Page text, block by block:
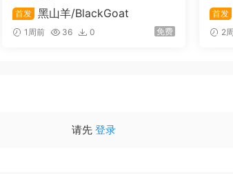
是更希望我们在一起的时候，能够用经历和回
感知……这何尝不是我的「自我介绍」呢？
首发
黑山羊/BlackGoat
1周前 36 0 免费
首发
n 2
请先 登录